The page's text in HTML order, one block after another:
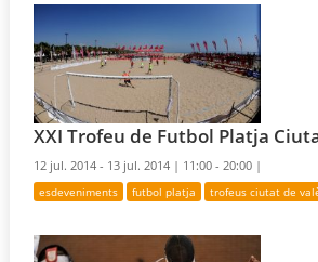
XXI Trofeu de Futbol Platja
12 jul. 2014 - 13 jul. 2014 | 11:00 - 20:00 |
esdeveniments futbol platja trofeus ciutat de